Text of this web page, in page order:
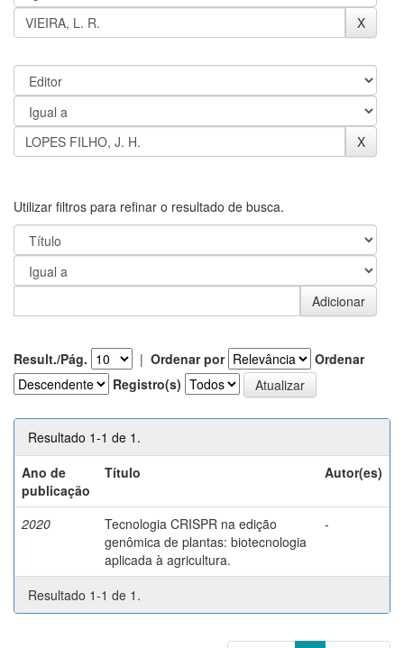
Utilizar filtros para refinar o resultado de busca.
Result./Pág. | Ordenar por
Ordenar
Registro(s)
Resultado 1-1 de 1.
Ano de
publicação
Título Autor(es)
2020
Tecnologia CRISPR na edição
genômica de plantas: biotecnologia
aplicada à agricultura.
-
Resultado 1-1 de 1.